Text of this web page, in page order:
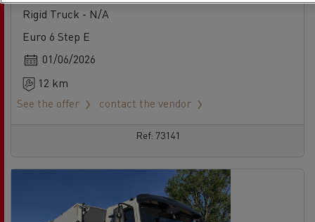
Rigid Truck - N/A
Euro 6 Step E
01/06/2026
12 km
See the offer
contact the vendor
Ref: 73141